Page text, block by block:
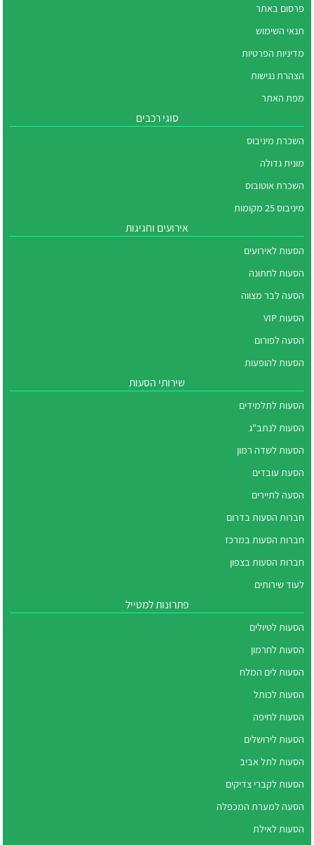
פרסום באתר
תנאי השימוש
מדיניות הפרטיות
הצהרת נגישות
מפת האתר
סוגי רכבים
השכרת מיניבוס
מונית גדולה
השכרת אוטובוס
מיניבוס 25 מקומות
אירועים וחגיגות
הסעות לאירועים
הסעות לחתונה
הסעה לבר מצווה
הסעות VIP
הסעה לפורום
הסעות להופעות
שירותי הסעות
הסעות לתלמידים
הסעות לנתב"ג
הסעות לשדה רמון
הסעת עובדים
הסעה לתיירים
חברות הסעות בדרום
חברות הסעות במרכז
חברות הסעות בצפון
לעוד שירותים
פתרונות למטייל
הסעות לטיולים
הסעות לחרמון
הסעות לים המלח
הסעות לכותל
הסעות לחיפה
הסעות לירושלים
הסעות לתל אביב
הסעות לקברי צדיקים
הסעה למערת המכפלה
הסעות לאילת